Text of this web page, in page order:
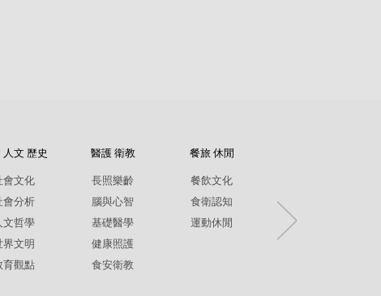
人文 歷史
會文化
會分析
文哲學
界文明
育觀點
醫護 衛教
長照樂齡
腦與心智
基礎醫學
健康照護
食安衛教
餐旅 休閒
餐飲文化
食衛認知
運動休閒
社政人文